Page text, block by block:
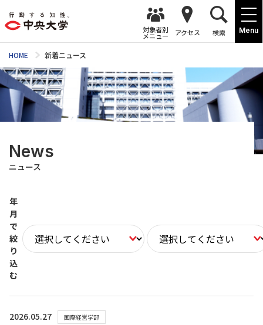
Menu
対象者別
メニュー アクセス 検索
HOME 新着ニュース
News
ニュース
年
月
で
絞
り
込
む
2026.05.27 国際経営学部